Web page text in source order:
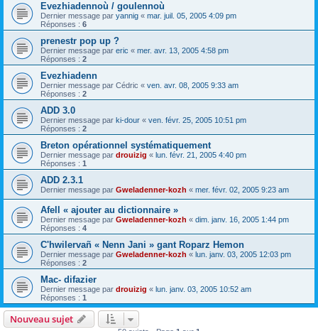
Evezhiadennoù / goulennoù
Dernier message par yannig « mar. juil. 05, 2005 4:09 pm
Réponses : 6
prenestr pop up ?
Dernier message par eric « mer. avr. 13, 2005 4:58 pm
Réponses : 2
Evezhiadenn
Dernier message par Cédric « ven. avr. 08, 2005 9:33 am
Réponses : 2
ADD 3.0
Dernier message par ki-dour « ven. févr. 25, 2005 10:51 pm
Réponses : 2
Breton opérationnel systématiquement
Dernier message par drouizig « lun. févr. 21, 2005 4:40 pm
Réponses : 1
ADD 2.3.1
Dernier message par Gweladenner-kozh « mer. févr. 02, 2005 9:23 am
Afell « ajouter au dictionnaire »
Dernier message par Gweladenner-kozh « dim. janv. 16, 2005 1:44 pm
Réponses : 4
C'hwilervañ « Nenn Jani » gant Roparz Hemon
Dernier message par Gweladenner-kozh « lun. janv. 03, 2005 12:03 pm
Réponses : 2
Mac- difazier
Dernier message par drouizig « lun. janv. 03, 2005 10:52 am
Réponses : 1
Nouveau sujet